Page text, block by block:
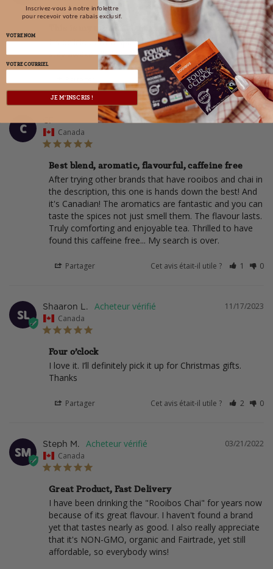
This is my most favourite favourite favourite tea.
It’s delicious with Splenda and no caffeine so you don’t
stay awake all night! Wonderful product.
Cet avis était-il utile ? 0 0
C
11/19/2023
Canada
Best blend, aromatic, flavourful, caffeine free
After trying other brands that have rooibos and chai in
the description, this one is hands down the best! And
it's Canadian! The aromatics are fantastic and you can
taste the spices not just smell them. The flavour lasts.
Truly comforting and enjoyable tea. Thrilled to have
found this caffeine free... My search is over.
Partager Cet avis était-il utile ? 1 0
SL
11/17/2023
Shaaron L.
Canada
Four o’clock
I love it. I’ll definitely pick it up for Christmas gifts.
Thanks
Partager Cet avis était-il utile ? 2 0
SM
03/21/2022
Steph M.
Canada
Great Product, Fast Delivery
I have been drinking the "Rooibos Chai" for years now
because of its great flavour. I haven't found a brand
yet that tastes nearly as good. I also really appreciate
that it's NON-GMO, organic and Fairtrade, yet still
affordable, so everybody wins!
Inscrivez-vous à notre infolettre
pour recevoir votre rabais exclusif.
VOTRE NOM
VOTRE COURRIEL
JE M'INSCRIS !